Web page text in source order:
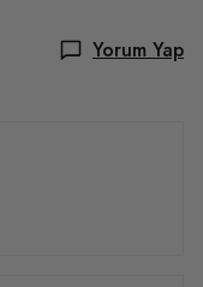
Yorum Yap